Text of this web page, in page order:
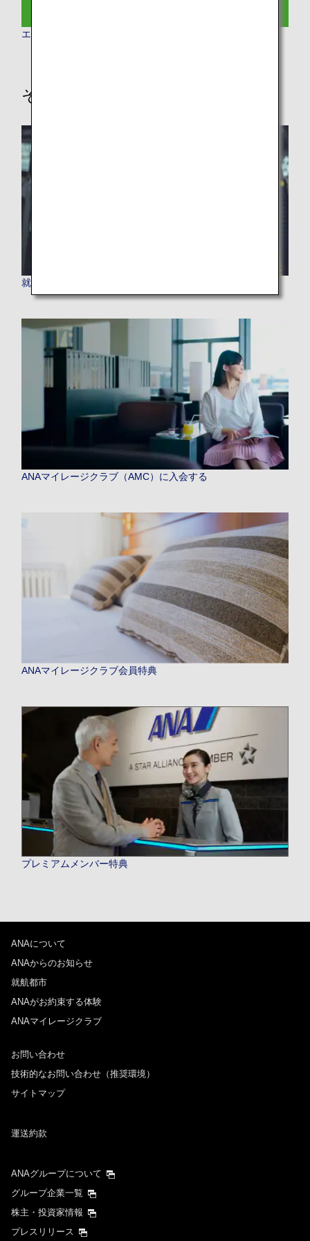
エコノミークラス
その他の情報
就航都市
ANAマイレージクラブ（AMC）に入会する
ANAマイレージクラブ会員特典
プレミアムメンバー特典
ANAについて
ANAからのお知らせ
就航都市
ANAがお約束する体験
ANAマイレージクラブ
お問い合わせ
技術的なお問い合わせ（推奨環境）
サイトマップ
運送約款
ANAグループについて
グループ企業一覧
株主・投資家情報
プレスリリース